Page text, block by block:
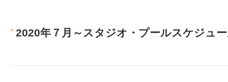
2020年７月～スタジオ・プールスケジュ